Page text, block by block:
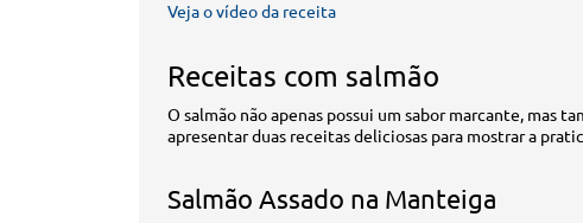
Veja o vídeo da receita
Receitas com salmão
O salmão não apenas possui um sabor marcante, mas
apresentar duas receitas deliciosas para mostrar a
Salmão Assado na Manteiga